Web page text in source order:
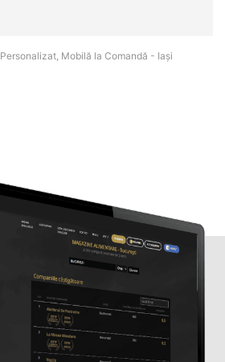
Mobilă la Comandă - Iaşi